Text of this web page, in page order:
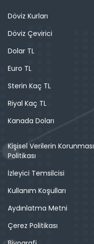
Döviz Kurları
Döviz Çevirici
Dolar TL
Euro TL
Sterin Kaç TL
Riyal Kaç TL
Kanada Doları
Kişisel Verilerin Korunması
Politikası
İzleyici Temsilcisi
Kullanım Koşulları
Aydınlatma Metni
Çerez Politikası